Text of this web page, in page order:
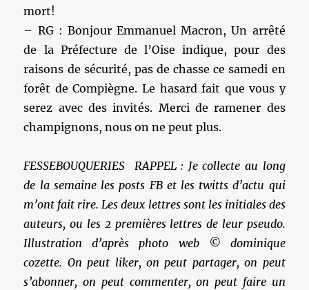
mort!
– RG : Bonjour Emmanuel Macron, Un arrêté
de la Préfecture de l’Oise indique, pour des
raisons de sécurité, pas de chasse ce samedi en
forêt de Compiègne. Le hasard fait que vous y
serez avec des invités. Merci de ramener des
champignons, nous on ne peut plus.
FESSEBOUQUERIES RAPPEL : Je collecte au long
de la semaine les posts FB et les twitts d’actu qui
m’ont fait rire. Les deux lettres sont les initiales des
auteurs, ou les 2 premières lettres de leur pseudo.
Illustration d’après photo web © dominique
cozette. On peut liker, on peut partager, on peut
s’abonner, on peut commenter, on peut faire un